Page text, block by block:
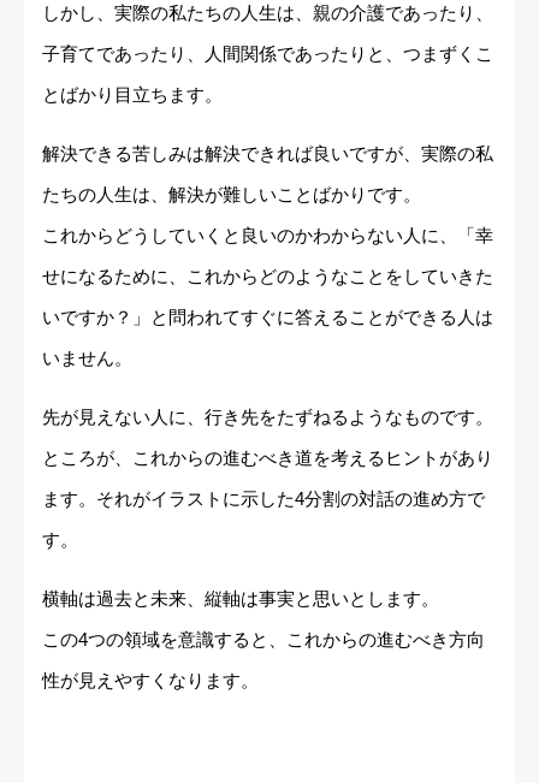
しかし、実際の私たちの人生は、親の介護であったり、
子育てであったり、人間関係であったりと、つまずくこ
とばかり目立ちます。
解決できる苦しみは解決できれば良いですが、実際の私
たちの人生は、解決が難しいことばかりです。
これからどうしていくと良いのかわからない人に、「幸
せになるために、これからどのようなことをしていきた
いですか？」と問われてすぐに答えることができる人は
いません。
先が見えない人に、行き先をたずねるようなものです。
ところが、これからの進むべき道を考えるヒントがあり
ます。それがイラストに示した4分割の対話の進め方で
す。
横軸は過去と未来、縦軸は事実と思いとします。
この4つの領域を意識すると、これからの進むべき方向
性が見えやすくなります。